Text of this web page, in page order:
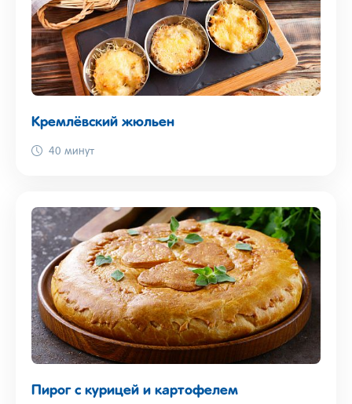
Кремлёвский жюльен
40 минут
Пирог с курицей и картофелем